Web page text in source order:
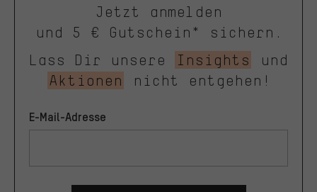
Jetzt anmelden
und 5 € Gutschein* sichern.
Lass Dir unsere
Insights
und
Aktionen
nicht entgehen!
E-Mail-Adresse